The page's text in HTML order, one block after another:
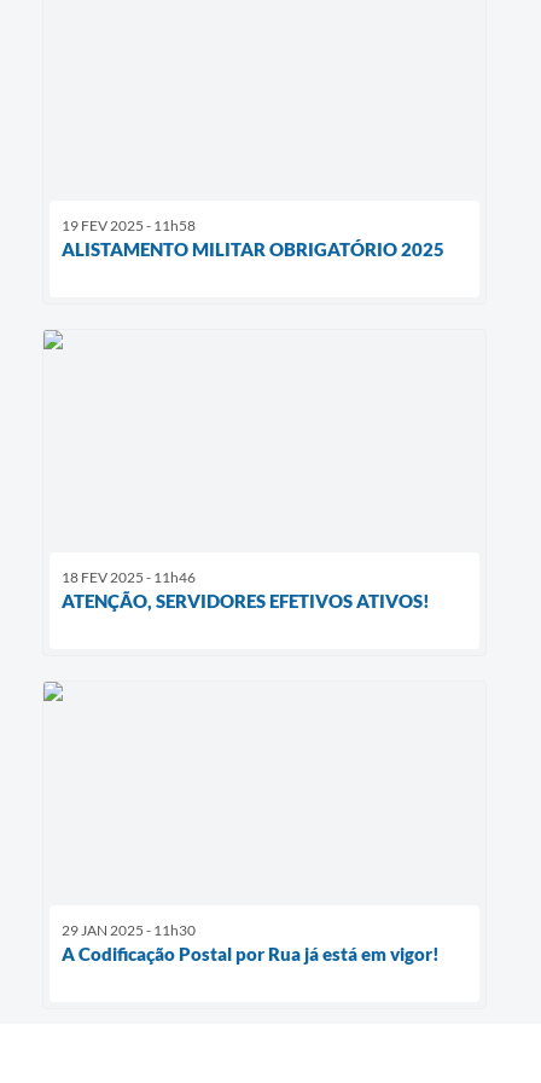
19 FEV 2025 - 11h58
ALISTAMENTO MILITAR OBRIGATÓRIO 2025
18 FEV 2025 - 11h46
ATENÇÃO, SERVIDORES EFETIVOS ATIVOS!
29 JAN 2025 - 11h30
A Codificação Postal por Rua já está em vigor!